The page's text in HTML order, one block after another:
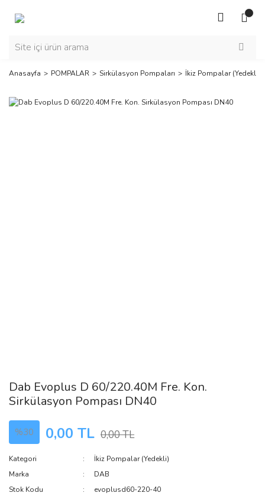
Anasayfa POMPALAR Sirkülasyon Pompaları İkiz Pompalar (Yedekli)
Dab Evoplus D 60/220.40M Fre. Kon.
Sirkülasyon Pompası DN40
%30 0,00 TL 0,00 TL
Kategori
İkiz Pompalar (Yedekli)
Marka
DAB
Stok Kodu
evoplusd60-220-40